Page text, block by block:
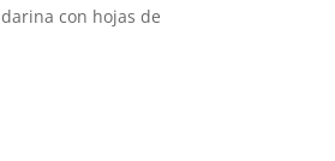
con hojas de